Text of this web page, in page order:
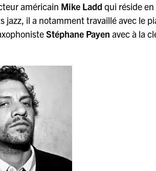
américain Mike Ladd qui réside
jazz, il a notamment travaillé avec le
Stéphane Payen avec à la